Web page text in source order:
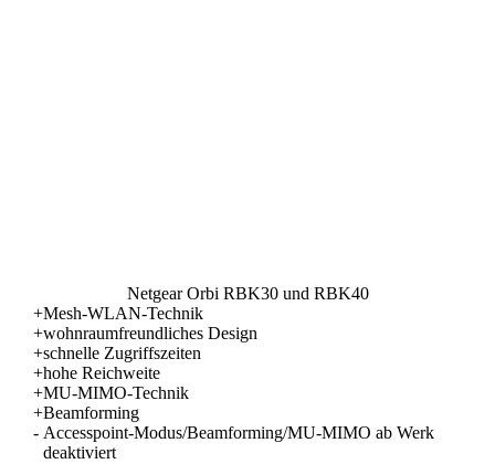
Netgear Orbi RBK30 und RBK40
+Mesh-WLAN-Technik
+wohnraumfreundliches Design
+schnelle Zugriffszeiten
+hohe Reichweite
+MU-MIMO-Technik
+Beamforming
- Accesspoint-Modus/Beamforming/MU-MIMO ab Werk
deaktiviert